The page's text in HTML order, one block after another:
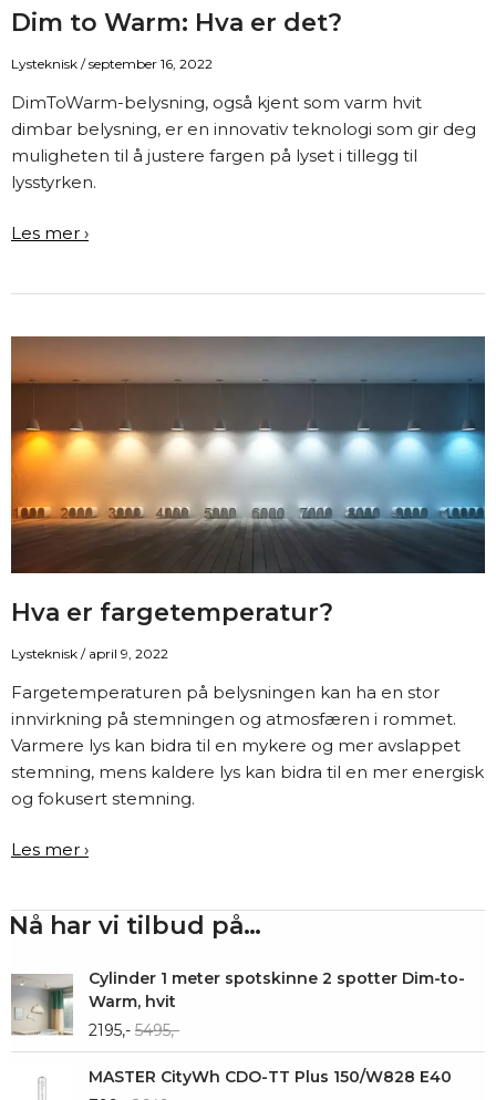
Dim to Warm: Hva er det?
Lysteknisk /september 16, 2022
DimToWarm-belysning, også kjent som varm hvit
dimbar belysning, er en innovativ teknologi som gir deg
muligheten til å justere fargen på lyset i tillegg til
lysstyrken.
Dim
er
Les mer ›
Hva er fargetemperatur?
Lysteknisk / april 9, 2022
Fargetemperaturen på belysningen kan ha en stor
innvirkning på stemningen og atmosfæren i rommet.
Varmere lys kan bidra til en mykere og mer avslappet
stemning, mens kaldere lys kan bidra til en mer energisk
og fokusert stemning.
Hva
Les mer ›
Nå har vi tilbud på…
Cylinder 1 meter spotskinne 2 spotter Dim-to-
Warm, hvit
2195,- 5495,-
MASTER CityWh CDO-TT Plus 150/W828 E40